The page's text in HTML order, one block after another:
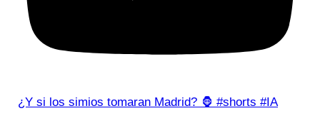
¿Y si los simios tomaran Madrid? 🦍 #shorts #IA